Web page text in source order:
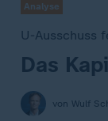
Analyse
U-Ausschuss
:Das
von Wulf